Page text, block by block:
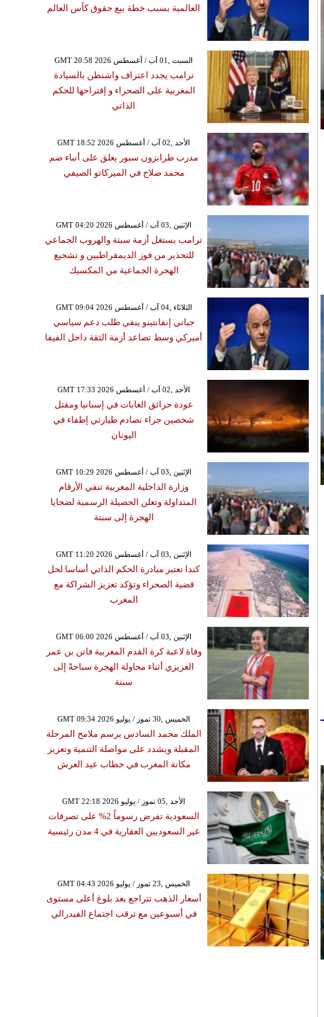
العالمية بسبب خطة بيع حقوق كأس العالم
GMT 20:58 2026 السبت ,01 آب / أغسطس
ترامب يجدد اعتراف واشنطن بالسيادة
المغربية على الصحراء و إقتراحها للحكم
الذاتي
GMT 18:52 2026 الأحد ,02 آب / أغسطس
مدرب طرابزون سبور يعلق على أنباء ضم
محمد صلاح في الميركاتو الصيفي
GMT 04:20 2026 الإثنين ,03 آب / أغسطس
ترامب يستغل أزمة سبتة والهروب الجماعي
للتحذير من فوز الديمقراطيين و تشجيع
الهحرة الجماعية من المكسيك
GMT 09:04 2026 الثلاثاء ,04 آب / أغسطس
جياني إنفانتينو ينفي طلب دعم سياسي
أميركي وسط تصاعد أزمة الثقة داخل الفيفا
GMT 17:33 2026 الأحد ,02 آب / أغسطس
عودة حرائق الغابات في إسبانيا ومقتل
شخصين جراء تصادم طيارتي إطفاء في
اليونان
GMT 10:29 2026 الإثنين ,03 آب / أغسطس
وزارة الداخلية المغربية تنفي الأرقام
المتداولة وتعلن الحصيلة الرسمية لضحايا
الهجرة إلى سبتة
GMT 11:20 2026 الإثنين ,03 آب / أغسطس
كندا تعتبر مبادرة الحكم الذاتي أساسا لحل
قضية الصحراء وتؤكد تعزيز الشراكة مع
المغرب
GMT 06:00 2026 الإثنين ,03 آب / أغسطس
وفاة لاعبة كرة القدم المغربية فاتن بن عمر
العزيزي أثناء محاولة الهجرة سباحةً إلى
سبتة
GMT 09:34 2026 الخميس ,30 تموز / يوليو
الملك محمد السادس يرسم ملامح المرحلة
المقبلة ويشدد على مواصلة التنمية وتعزيز
مكانة المغرب في خطاب عيد العرش
GMT 22:18 2026 الأحد ,05 تموز / يوليو
السعودية تفرض رسوماً 2% على تصرفات
غير السعوديين العقارية في 4 مدن رئيسية
GMT 04:43 2026 الخميس ,23 تموز / يوليو
أسعار الذهب تتراجع بعد بلوغ أعلى مستوى
في أسبوعين مع ترقب اجتماع الفيدرالي